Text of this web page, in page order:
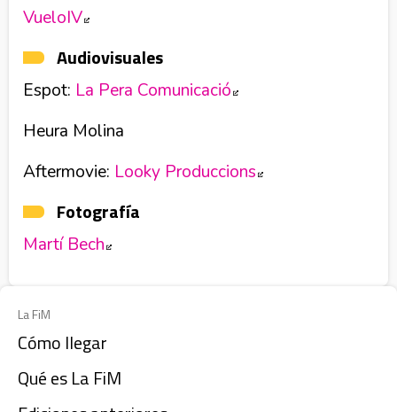
VueloIV
Audiovisuales
Espot: La Pera Comunicació
Heura Molina
Aftermovie: Looky Produccions
Fotografía
Martí Bech
La FiM
Cómo llegar
Qué es La FiM